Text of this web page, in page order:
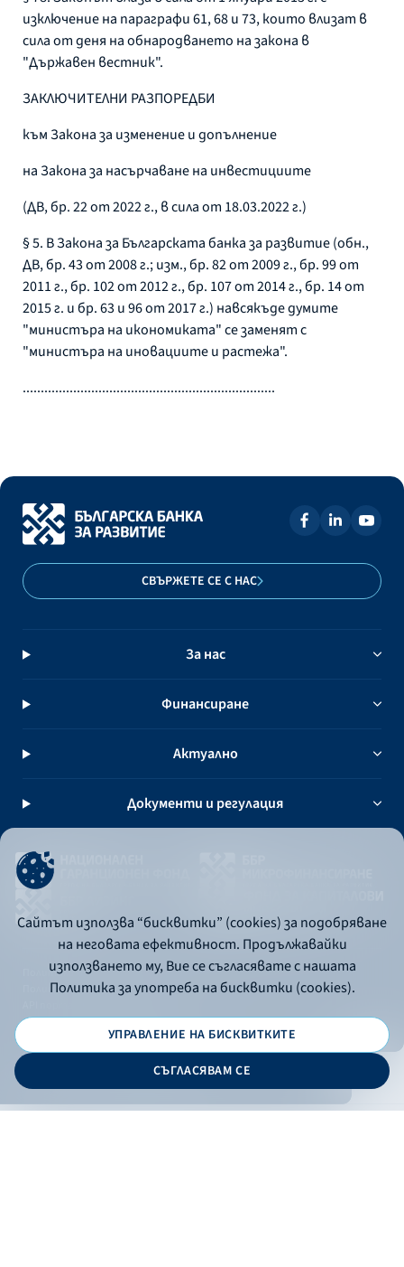
изключение на параграфи 61, 68 и 73, които влизат в
сила от деня на обнародването на закона в
"Държавен вестник".
ЗАКЛЮЧИТЕЛНИ РАЗПОРЕДБИ
към Закона за изменение и допълнение
на Закона за насърчаване на инвестициите
(ДВ, бр. 22 от 2022 г., в сила от 18.03.2022 г.)
§ 5. В Закона за Българската банка за развитие (обн.,
ДВ, бр. 43 от 2008 г.; изм., бр. 82 от 2009 г., бр. 99 от
2011 г., бр. 102 от 2012 г., бр. 107 от 2014 г., бр. 14 от
2015 г. и бр. 63 и 96 от 2017 г.) навсякъде думите
"министъра на икономиката" се заменят с
"министъра на иновациите и растежа".
......................................................................
СВЪРЖЕТЕ СЕ С НАС
За нас
Финансиране
Актуално
Документи и регулация
Политика за употреба на бисквитки
Политика за поверителност
© 2026 - Българска банка за развитие
Сайтът използва “бисквитки” (cookies) за подобряване
на неговата ефективност. Продължавайки
използването му, Вие се съгласявате с нашата
Политика за употреба на бисквитки (cookies).
УПРАВЛЕНИЕ НА БИСКВИТКИТЕ
СЪГЛАСЯВАМ СЕ